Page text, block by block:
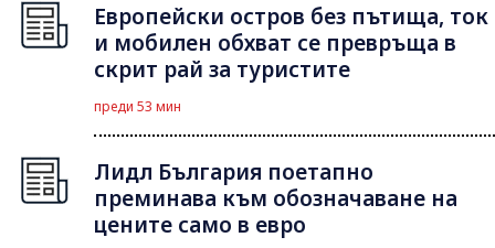
Европейски остров без пътища, ток
и мобилен обхват се превръща в
скрит рай за туристите
преди 53 мин
Лидл България поетапно
преминава към обозначаване на
цените само в евро